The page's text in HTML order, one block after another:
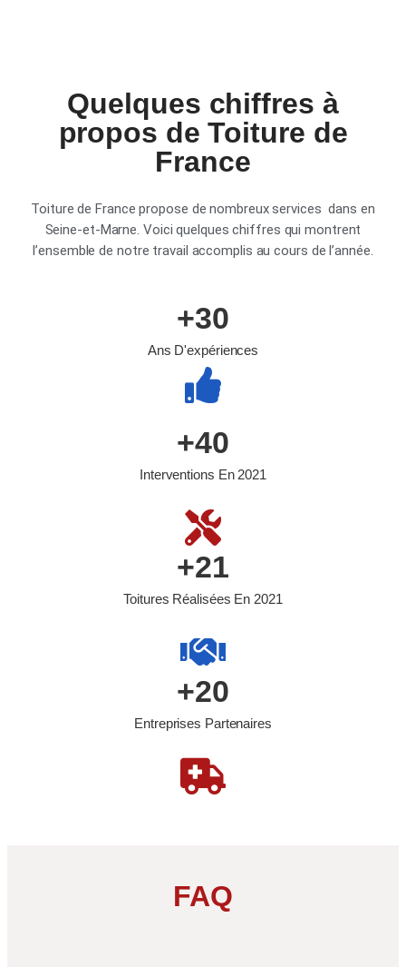
Quelques chiffres à
propos de Toiture de
France
Toiture de France propose de nombreux services dans en
Seine-et-Marne. Voici quelques chiffres qui montrent
l’ensemble de notre travail accomplis au cours de l’année.
Ans D'expériences
+30
Interventions En 2021
+40
Toitures Réalisées En 2021
+21
Entreprises Partenaires
+20
FAQ